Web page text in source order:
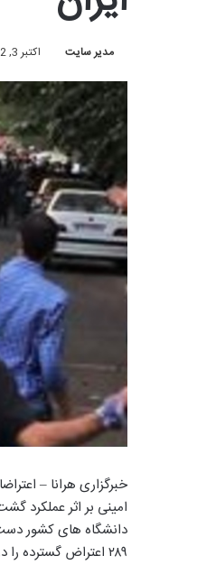
مدیر سایت اکتبر 3, 2022
امینی بر اثر عملکرد
۲۸۹ اعتراض گسترده را در ۱۶ روز اخیر رقم زدند.